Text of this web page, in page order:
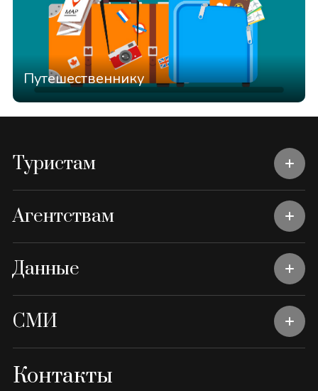
Путешественнику
Туристам
Агентствам
Данные
СМИ
Контакты